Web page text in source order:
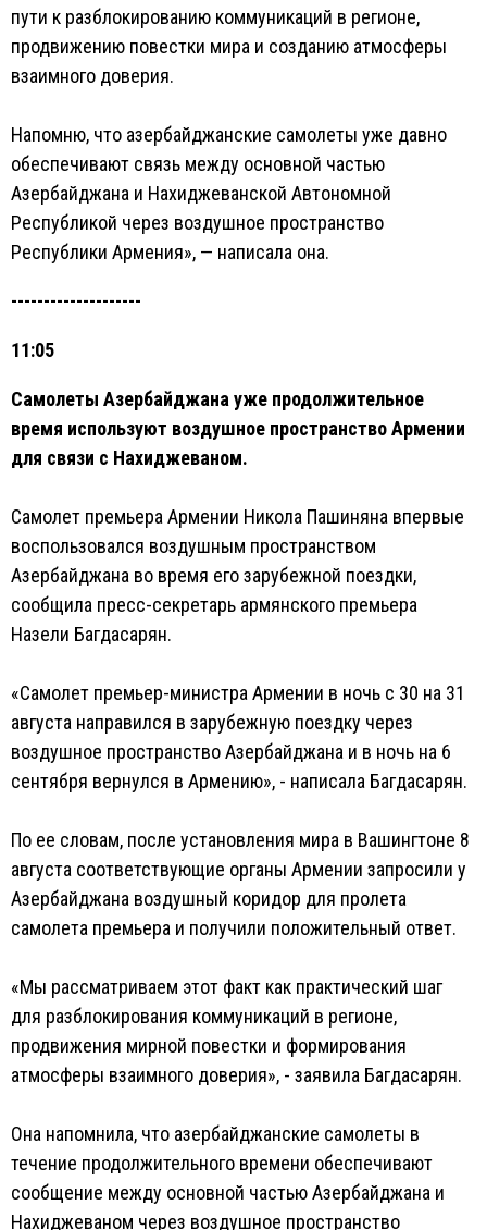
пути к разблокированию коммуникаций в регионе,
продвижению повестки мира и созданию атмосферы
взаимного доверия.
Напомню, что азербайджанские самолеты уже давно
обеспечивают связь между основной частью
Азербайджана и Нахиджеванской Автономной
Республикой через воздушное пространство
Республики Армения», — написала она.
--------------------
11:05
Самолеты Азербайджана уже продолжительное
время используют воздушное пространство Армении
для связи с Нахиджеваном.
Самолет премьера Армении Никола Пашиняна впервые
воспользовался воздушным пространством
Азербайджана во время его зарубежной поездки,
сообщила пресс-секретарь армянского премьера
Назели Багдасарян.
«Самолет премьер-министра Армении в ночь с 30 на 31
августа направился в зарубежную поездку через
воздушное пространство Азербайджана и в ночь на 6
сентября вернулся в Армению», - написала Багдасарян.
По ее словам, после установления мира в Вашингтоне 8
августа соответствующие органы Армении запросили у
Азербайджана воздушный коридор для пролета
самолета премьера и получили положительный ответ.
«Мы рассматриваем этот факт как практический шаг
для разблокирования коммуникаций в регионе,
продвижения мирной повестки и формирования
атмосферы взаимного доверия», - заявила Багдасарян.
Она напомнила, что азербайджанские самолеты в
течение продолжительного времени обеспечивают
сообщение между основной частью Азербайджана и
Нахиджеваном через воздушное пространство